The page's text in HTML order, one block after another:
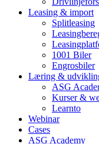
Leasing & import
Splitleasing
1001 Biler
Engrosbiler
Læring &
ASG
Kurser &
Learnto
Webinar
Cases
ASG Academy